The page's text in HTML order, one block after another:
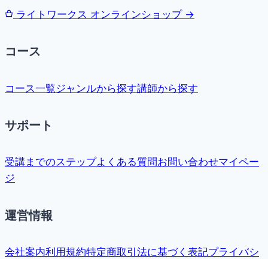
ライトワークス オンラインショップ →
コース
コース一覧ジャンルから探す講師から探す
サポート
受講までのステップよくある質問お問い合わせマイペー
ジ
運営情報
会社案内利用規約特定商取引法に基づく表記プライバシ